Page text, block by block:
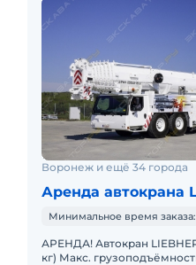
Воронеж и ещё 34 города
Аренда автокрана
Минимальное время
АРЕНДА! Автокран
кг) Макс.